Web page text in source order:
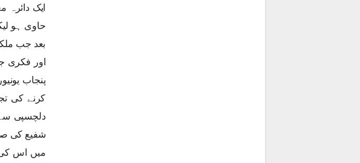
ایک دائرہ
حاوی ہو
بعد جب
اور فکری
کرنے کی